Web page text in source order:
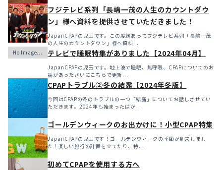
フジテレビ系列「長嶋一茂の人生のカウントダウ
ン」様へ資料を提供させていただきました！
JapanCPAPの児玉です。この度縁あってフジテレビ系列「長嶋一茂
の人生のカウントダウン」様へ資料...
テレビで睡眠特集がありました【2024年04月】
JapanCPAPの児玉です。地上波で睡眠、無呼吸、CPAPについてのお
話があったさいにこちらで更新...
CPAPトラブル②冬の結露【2024年冬版】
今回はCPAPの冬のトラブルの一つ「結露」についてお話しさせてい
ただきます。2024年も始まったばか...
ゴールデンウィークのお出かけに！小型CPAP特集
JapanCPAPの児玉です！ゴールデンウィークの季節が到来しまし
た！楽しい旅行の計画を立てたり、特...
初めてCPAPを使用する方へ